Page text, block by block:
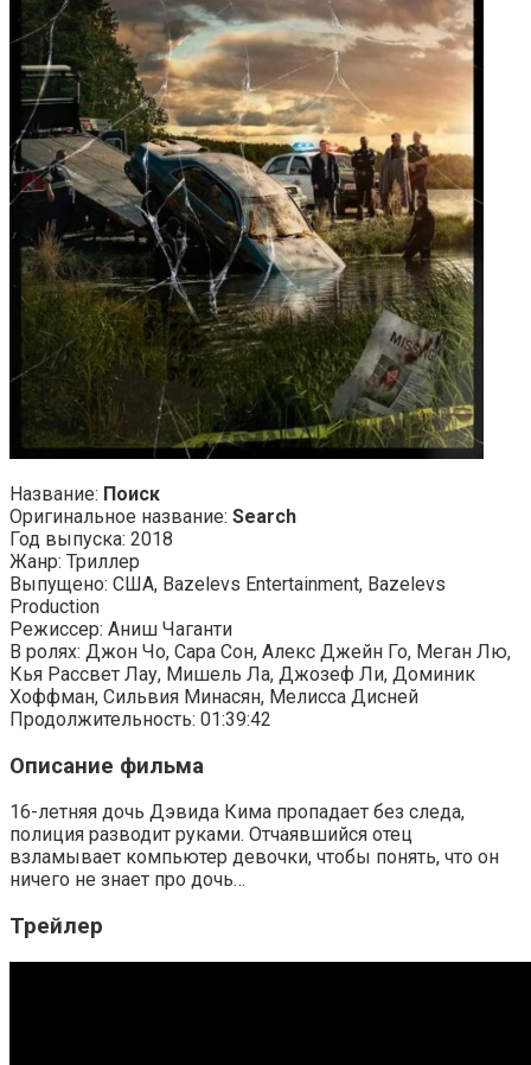
Название: Поиск
Оригинальное название: Search
Год выпуска: 2018
Жанр: Триллер
Выпущено: США, Bazelevs Entertainment, Bazelevs
Production
Режиссер: Аниш Чаганти
В ролях: Джон Чо, Сара Сон, Алекс Джейн Го, Меган Лю,
Кья Рассвет Лау, Мишель Ла, Джозеф Ли, Доминик
Хоффман, Сильвия Минасян, Мелисса Дисней
Продолжительность: 01:39:42
Описание фильма
16-летняя дочь Дэвида Кима пропадает без следа,
полиция разводит руками. Отчаявшийся отец
взламывает компьютер девочки, чтобы понять, что он
ничего не знает про дочь…
Трейлер